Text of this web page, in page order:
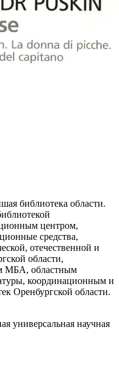
библиотека области.
центром,
средства,
отечественной и
области,
МБА, областным
координационным и
Оренбургской области.
универсальная научная